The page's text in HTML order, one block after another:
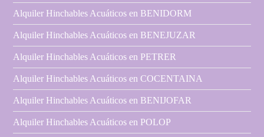
Alquiler Hinchables Acuáticos en BENIDORM
Alquiler Hinchables Acuáticos en BENEJUZAR
Alquiler Hinchables Acuáticos en PETRER
Alquiler Hinchables Acuáticos en COCENTAINA
Alquiler Hinchables Acuáticos en BENIJOFAR
Alquiler Hinchables Acuáticos en POLOP